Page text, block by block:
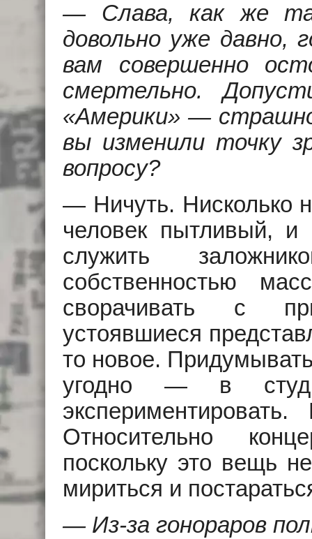
— Слава, как же
довольно уже давно,
вам совершенно
смертельно.
«Америки» —
вы изменили точку
вопросу?
— Hичуть. Hисколько
человек пытливый, и
служить
собственностью
сворачивать с
устоявшиеся
то новое.
угодно — в
Относительно
поскольку это вещь
мириться и
— Из-за гонораров